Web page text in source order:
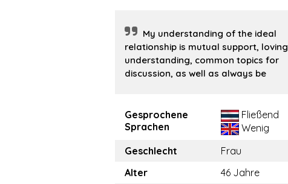
My understanding of the ideal
relationship is mutual support, loving
understanding, common topics for
discussion, as well as always be
Gesprochene
Sprachen
Fließend
Wenig
Geschlecht
Frau
Alter
46 Jahre